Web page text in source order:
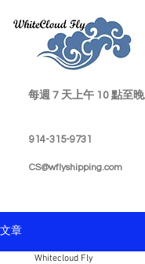
每週 7 天上午 10 點至
914-315-9731
CS@wflyshipping.com
文章
Whitecloud Fly